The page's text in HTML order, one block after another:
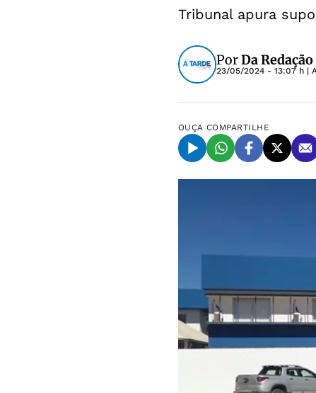
Tribunal apura
PorDa Redação
23/05/2024 - 13:07 h |
OUÇA COMPARTILHE